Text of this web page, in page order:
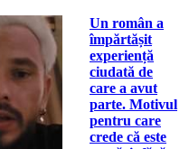
Un român a
împărtășit
experiență
ciudată de
care a avut
parte. Motivul
pentru care
crede că este